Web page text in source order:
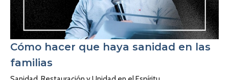
Cómo hacer que haya sanidad en las
familias